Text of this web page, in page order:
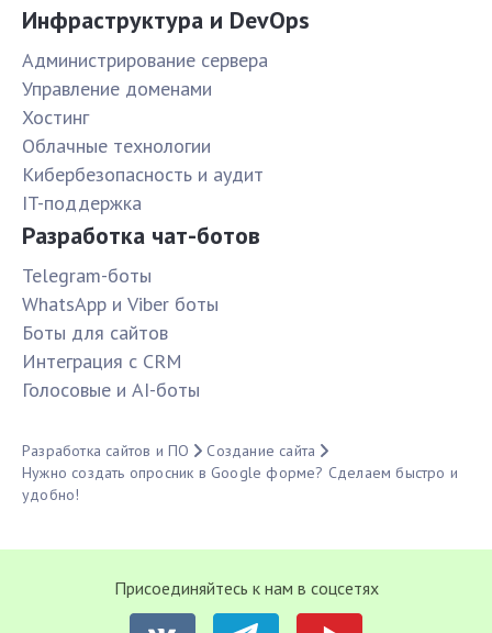
Инфраструктура и DevOps
Администрирование сервера
Управление доменами
Хостинг
Облачные технологии
Кибербезопасность и аудит
IT-поддержка
Разработка чат-ботов
Telegram-боты
WhatsApp и Viber боты
Боты для сайтов
Интеграция с CRM
Голосовые и AI-боты
Разработка сайтов и ПО
Создание сайта
Нужно создать опросник в Google форме? Сделаем быстро и
удобно!
Присоединяйтесь к нам в соцсетях